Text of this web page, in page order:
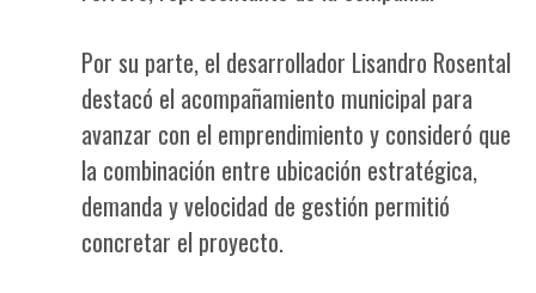
Por su parte, el desarrollador Lisandro Rosental
destacó el acompañamiento municipal para
avanzar con el emprendimiento y consideró que
la combinación entre ubicación estratégica,
demanda y velocidad de gestión permitió
concretar el proyecto.